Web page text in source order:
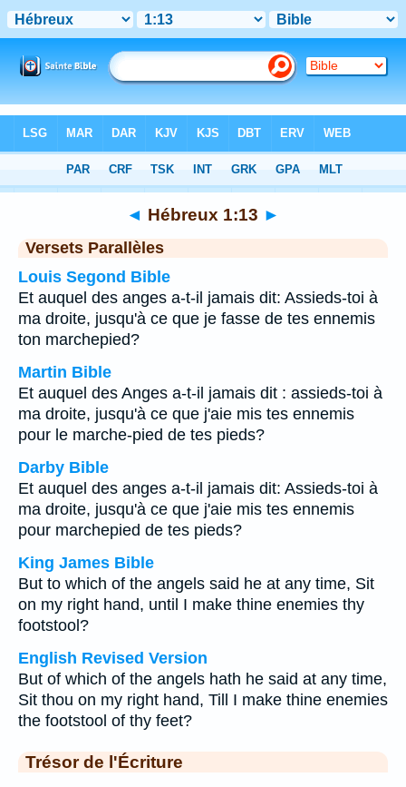
Chapitre 1 > Verset 13
◄ Hébreux 1:13 ►
Versets Parallèles
Louis Segond Bible
Et auquel des anges a-t-il jamais dit: Assieds-toi à
ma droite, jusqu'à ce que je fasse de tes ennemis
ton marchepied?
Martin Bible
Et auquel des Anges a-t-il jamais dit : assieds-toi à
ma droite, jusqu'à ce que j'aie mis tes ennemis
pour le marche-pied de tes pieds?
Darby Bible
Et auquel des anges a-t-il jamais dit: Assieds-toi à
ma droite, jusqu'à ce que j'aie mis tes ennemis
pour marchepied de tes pieds?
King James Bible
But to which of the angels said he at any time, Sit
on my right hand, until I make thine enemies thy
footstool?
English Revised Version
But of which of the angels hath he said at any time,
Sit thou on my right hand, Till I make thine enemies
the footstool of thy feet?
Trésor de l'Écriture